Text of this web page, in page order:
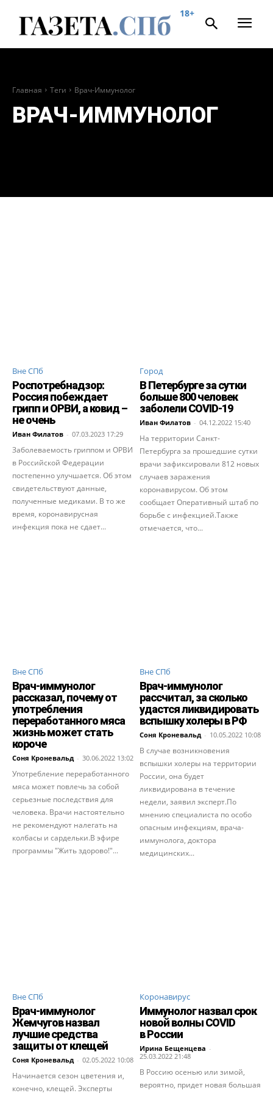
18+
Главная Теги Врач-Иммунолог
ВРАЧ-ИММУНОЛОГ
Вне СПб
Роспотребнадзор:
Россия побеждает
грипп и ОРВИ, а ковид –
не очень
Иван Филатов - 07.03.2023 17:29
Заболеваемость гриппом и ОРВИ
в Российской Федерации
постепенно улучшается. Об этом
свидетельствуют данные,
полученные медиками. В то же
время, коронавирусная
инфекция пока не сдает...
Город
В Петербурге за сутки
больше 800 человек
заболели COVID-19
Иван Филатов - 04.12.2022 15:40
На территории Санкт-
Петербурга за прошедшие сутки
врачи зафиксировали 812 новых
случаев заражения
коронавирусом. Об этом
сообщает Оперативный штаб по
борьбе с инфекцией.Также
отмечается, что...
Вне СПб
Врач-иммунолог
рассказал, почему от
употребления
переработанного мяса
жизнь может стать
короче
Соня Кроневальд - 30.06.2022 13:02
Употребление переработанного
мяса может повлечь за собой
серьезные последствия для
человека. Врачи настоятельно
не рекомендуют налегать на
колбасы и сардельки.В эфире
программы "Жить здорово!"...
Вне СПб
Врач-иммунолог
рассчитал, за сколько
удастся ликвидировать
вспышку холеры в РФ
Соня Кроневальд - 10.05.2022 10:08
В случае возникновения
вспышки холеры на территории
России, она будет
ликвидирована в течение
недели, заявил эксперт.По
мнению специалиста по особо
опасным инфекциям, врача-
иммунолога, доктора
медицинских...
Вне СПб
Врач-иммунолог
Жемчугов назвал
лучшие средства
защиты от клещей
Соня Кроневальд - 02.05.2022 10:08
Начинается сезон цветения и,
конечно, клещей. Эксперты
Коронавирус
Иммунолог назвал срок
новой волны COVID
в России
Ирина Бещенцева -
25.03.2022 21:48
В Россию осенью или зимой,
вероятно, придет новая большая